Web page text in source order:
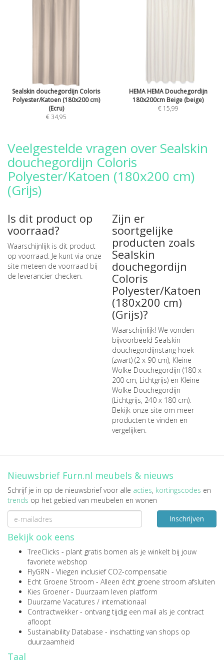
Sealskin douchegordijn Coloris
Polyester/Katoen (180x200 cm)
(Ecru)
€ 34,95
HEMA HEMA Douchegordijn
180x200cm Beige (beige)
€ 15,99
Veelgestelde vragen over Sealskin
douchegordijn Coloris
Polyester/Katoen (180x200 cm)
(Grijs)
Is dit product op
voorraad?
Waarschijnlijk is dit product
op voorraad. Je kunt via onze
site meteen de voorraad bij
de leverancier checken.
Zijn er
soortgelijke
producten zoals
Sealskin
douchegordijn
Coloris
Polyester/Katoen
(180x200 cm)
(Grijs)?
Waarschijnlijk! We vonden
bijvoorbeeld Sealskin
douchegordijnstang hoek
(zwart) (2 x 90 cm), Kleine
Wolke Douchegordijn (180 x
200 cm, Lichtgrijs)en Kleine
Wolke Douchegordijn
(Lichtgrijs, 240 x 180 cm).
Bekijk onze site om meer
producten te vinden en
vergelijken.
Nieuwsbrief Furn.nl meubels & nieuws
Schrijf je in op de nieuwsbrief voor alle acties, kortingscodes en
trends op het gebied van meubelen en wonen
Inschrijven
Bekijk ook eens
TreeClicks - plant gratis bomen als je winkelt bij jouw
favoriete webshop
FlyGRN - Vliegen inclusief CO2-compensatie
Echt Groene Stroom - Alleen écht groene stroom afsluiten
Kies Groener - Duurzaam leven platform
Duurzame Vacatures / internationaal
Contractwekker - ontvang tijdig een mail als je contract
afloopt
Sustainability Database - inschatting van shops op
duurzaamheid
Taal